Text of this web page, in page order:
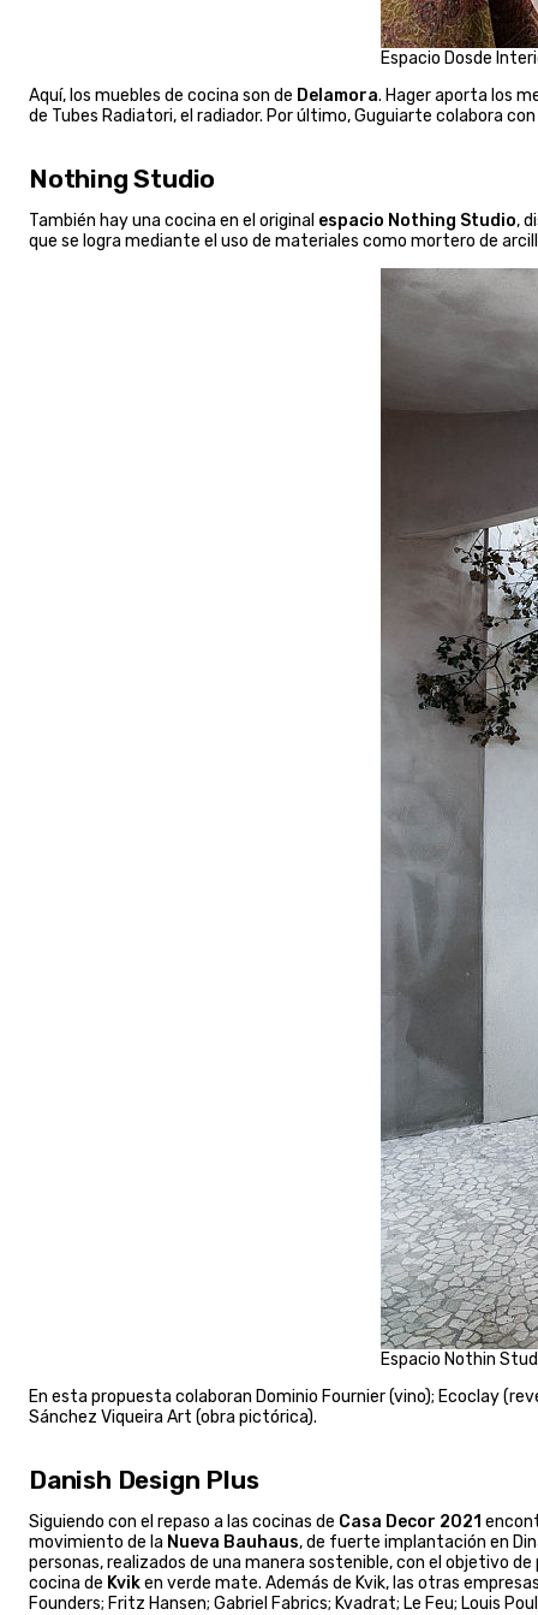
Espacio Dosde
Aquí, los muebles de cocina son de Delamora. Hager aporta los
de Tubes Radiatori, el radiador. Por último, Guguiarte colabora
Nothing Studio
También hay una cocina en el original espacio Nothing Studio,
que se logra mediante el uso de materiales como mortero de
Espacio Nothin
En esta propuesta colaboran Dominio Fournier (vino); Ecoclay
Sánchez Viqueira Art (obra pictórica).
Danish Design Plus
Siguiendo con el repaso a las cocinas de Casa Decor 2021
movimiento de la Nueva Bauhaus, de fuerte implantación en
personas, realizados de una manera sostenible, con el objetivo
cocina de Kviken verde mate. Además de Kvik, las otras
Founders; Fritz Hansen; Gabriel Fabrics; Kvadrat; Le Feu; Louis